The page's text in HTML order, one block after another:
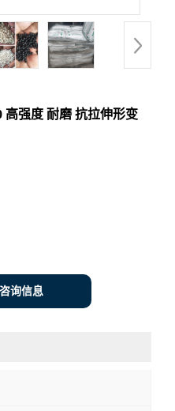
高强度 耐磨 抗拉伸形变
询信息